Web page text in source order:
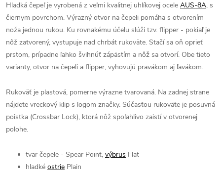
Hladká čepeľ je vyrobená z veľmi kvalitnej uhlíkovej ocele AUS-8A, s
čiernym povrchom. Výrazný otvor na čepeli pomáha s otvorením
noža jednou rukou. Ku rovnakému účelu slúži tzv. flipper - pokiaľ je
nôž zatvorený, vystupuje nad chrbát rukoväte. Stačí sa oň oprieť
prstom, prípadne ľahko švihnúť zápästím a nôž sa otvorí. Obe tieto
varianty, otvor na čepeli a flipper, vyhovujú pravákom aj ľavákom.
Rukoväť je plastová, pomerne výrazne tvarovaná. Na zadnej strane
nájdete vreckový klip s logom značky. Súčasťou rukoväte je posuvná
poistka (Crossbar Lock), ktorá nôž spoľahlivo zaistí v otvorenej
polohe.
tvar čepele - Spear Point, výbrus Flat
hladké ostrie Plain